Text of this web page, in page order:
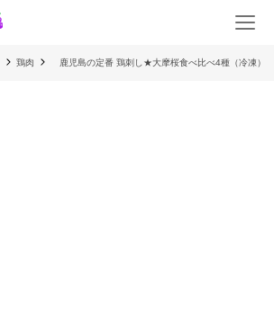
鶏肉 鹿児島の定番 鶏刺し★大摩桜食べ比べ4種（冷凍）